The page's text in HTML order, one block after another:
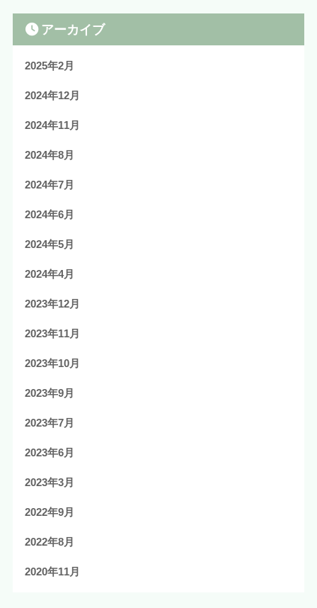
アーカイブ
2025年2月
2024年12月
2024年11月
2024年8月
2024年7月
2024年6月
2024年5月
2024年4月
2023年12月
2023年11月
2023年10月
2023年9月
2023年7月
2023年6月
2023年3月
2022年9月
2022年8月
2020年11月